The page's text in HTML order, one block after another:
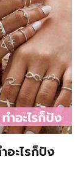
ะไรก็ปัง